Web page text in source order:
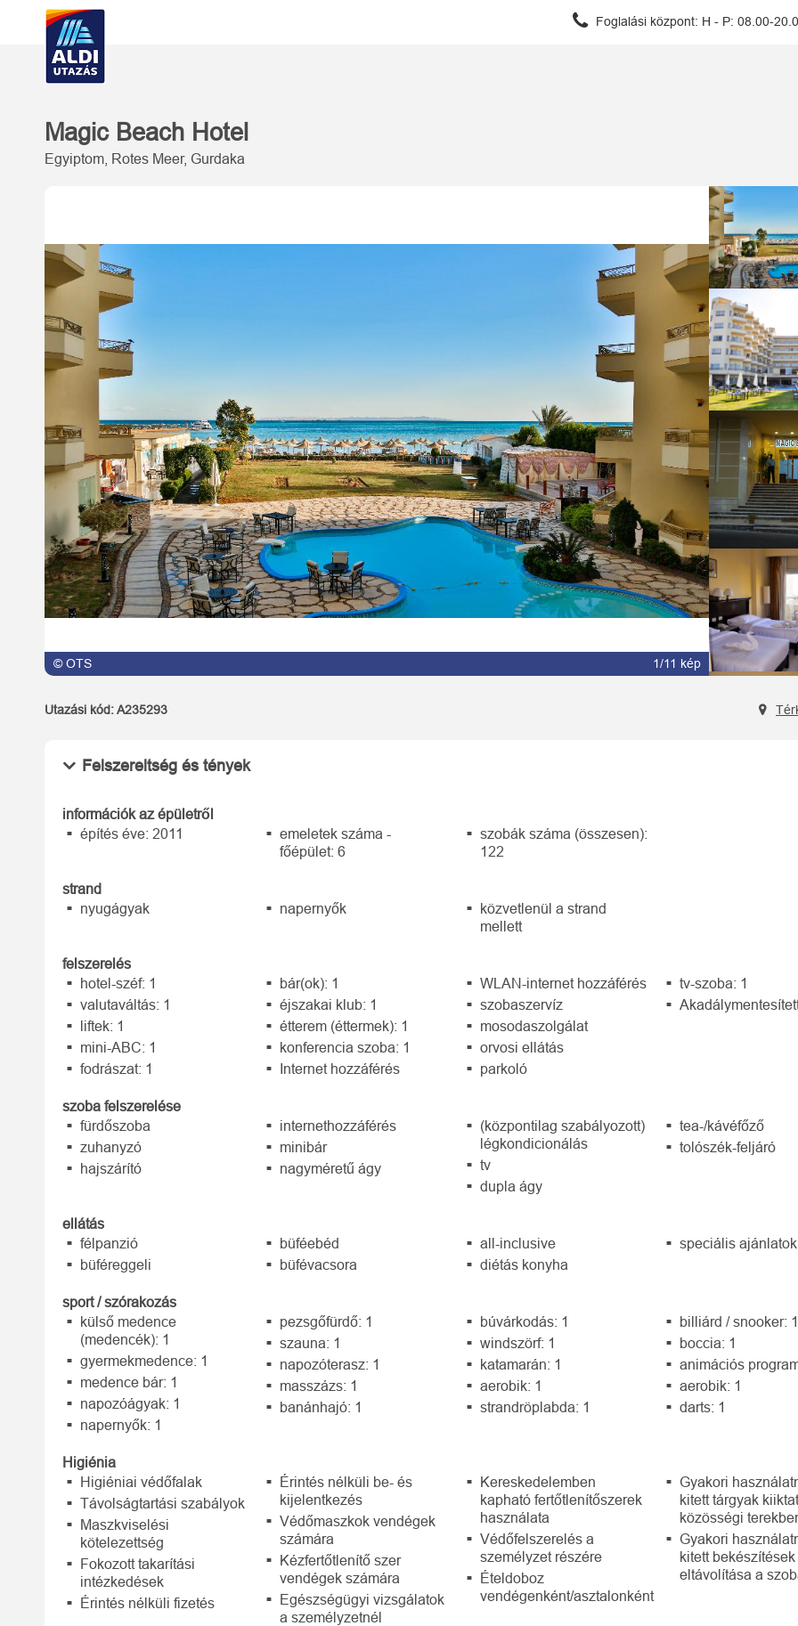
Foglalási központ: H - P: 08.00-
Magic Beach Hotel
Egyiptom, Rotes Meer, Gurdaka
© OTS 2/11 kép
Utazási kód:A235293
Felszereltség és tények
információk az épületről
építés éve: 2011
emeletek száma -
főépület: 6
szobák száma (összesen):
122
strand
nyugágyak
napernyők
közvetlenül a strand
mellett
felszerelés
hotel-széf: 1
valutaváltás: 1
liftek: 1
mini-ABC: 1
fodrászat: 1
bár(ok): 1
éjszakai klub: 1
étterem (éttermek): 1
konferencia szoba: 1
Internet hozzáférés
WLAN-internet hozzáférés
szobaszervíz
mosodaszolgálat
orvosi ellátás
parkoló
tv-szoba: 1
szoba felszerelése
fürdőszoba
zuhanyzó
hajszárító
internethozzáférés
minibár
nagyméretű ágy
(központilag szabályozott)
légkondicionálás
tv
dupla ágy
tea-/kávéfőző
tolószék-feljáró
ellátás
félpanzió
büféreggeli
büféebéd
büfévacsora
all-inclusive
diétás konyha
speciális ajánlatok
sport / szórakozás
külső medence
(medencék): 1
gyermekmedence: 1
medence bár: 1
napozóágyak: 1
napernyők: 1
pezsgőfürdő: 1
szauna: 1
napozóterasz: 1
masszázs: 1
banánhajó: 1
búvárkodás: 1
windszörf: 1
katamarán: 1
aerobik: 1
strandröplabda: 1
billiárd / snooker:
boccia: 1
animációs
aerobik: 1
darts: 1
Higiénia
Higiéniai védőfalak
Távolságtartási szabályok
Maszkviselési
kötelezettség
Fokozott takarítási
intézkedések
Érintés nélküli fizetés
Érintés nélküli be- és
kijelentkezés
Védőmaszkok vendégek
számára
Kézfertőtlenítő szer
vendégek számára
Egészségügyi vizsgálatok
a személyzetnél
Kereskedelemben
kapható fertőtlenítőszerek
használata
Védőfelszerelés a
személyzet részére
Ételdoboz
vendégenként/asztalonként
Gyakori
kitett tárgyak
közösségi
Gyakori
kitett bekészítések
eltávolítása a